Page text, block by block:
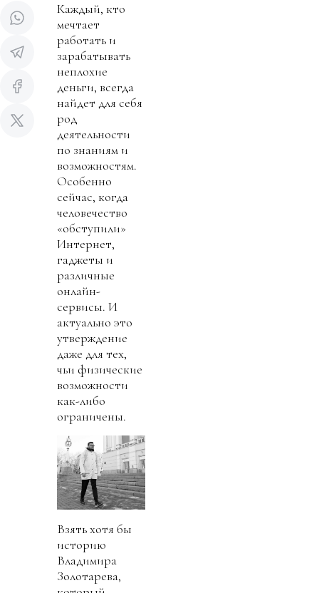
Каждый, кто
мечтает
работать и
зарабатывать
неплохие
деньги, всегда
найдет для себя
род
деятельности
по знаниям и
возможностям.
Особенно
сейчас, когда
человечество
«обступили»
Интернет,
гаджеты и
различные
онлайн-
сервисы. И
актуально это
утверждение
даже для тех,
чьи физические
возможности
как-либо
ограничены.
Взять хотя бы
историю
Владимира
Золотарева,